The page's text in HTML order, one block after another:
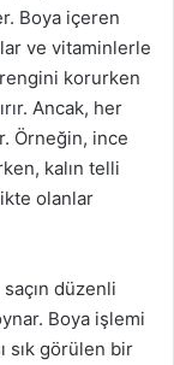
Boya içeren
ve vitaminlerle
korurken
Ancak, her
Örneğin, ince
kalın telli
olanlar
düzenli
Boya işlemi
sık görülen bir